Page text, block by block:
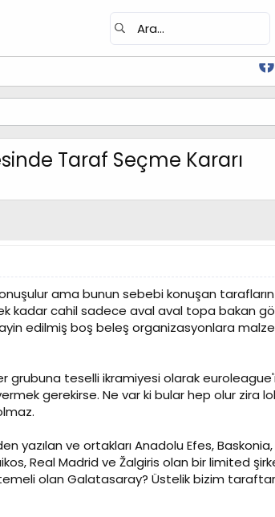
Taraf Seçme Kararı
ama bunun sebebi konuşan
kadar cahil sadece aval aval topa bakan
edilmiş boş beleş organizasyonlara
grubuna teselli ikramiyesi olarak
gerekirse. Ne var ki bular hep olur zira
yazılan ve ortakları Anadolu Efes,
Real Madrid ve Žalgiris olan bir limited
olan Galatasaray? Üstelik bizim